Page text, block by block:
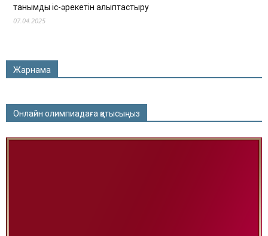
танымдық іс-әрекетін қалыптастыру
07.04.2025
Жарнама
Онлайн олимпиадаға қатысыңыз